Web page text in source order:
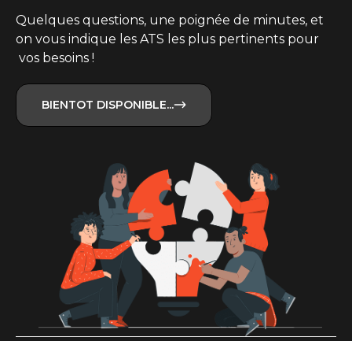
Quelques questions, une poignée de minutes, et
on vous indique les ATS les plus pertinents pour
vos besoins !
BIENTOT DISPONIBLE...